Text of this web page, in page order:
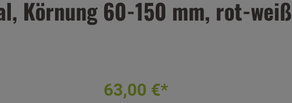
Körnung 60-150 mm, rot-weiß
63,00 €*